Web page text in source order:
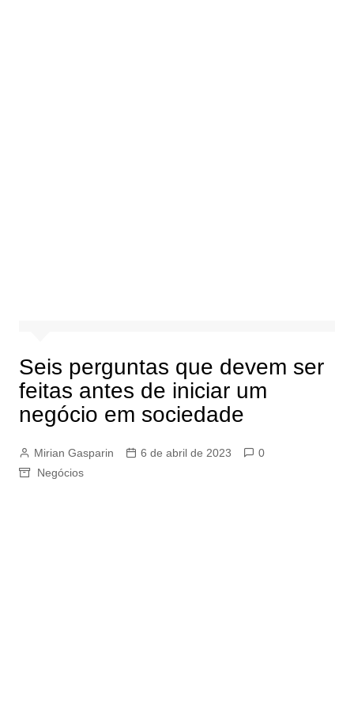
Seis perguntas que devem ser
feitas antes de iniciar um
negócio em sociedade
Mirian Gasparin 6 de abril de 2023
0
Negócios